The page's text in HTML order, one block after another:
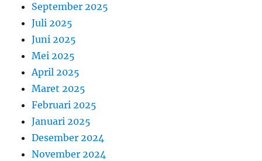
September 2025
Juli 2025
Juni 2025
Mei 2025
April 2025
Maret 2025
Februari 2025
Januari 2025
Desember 2024
November 2024